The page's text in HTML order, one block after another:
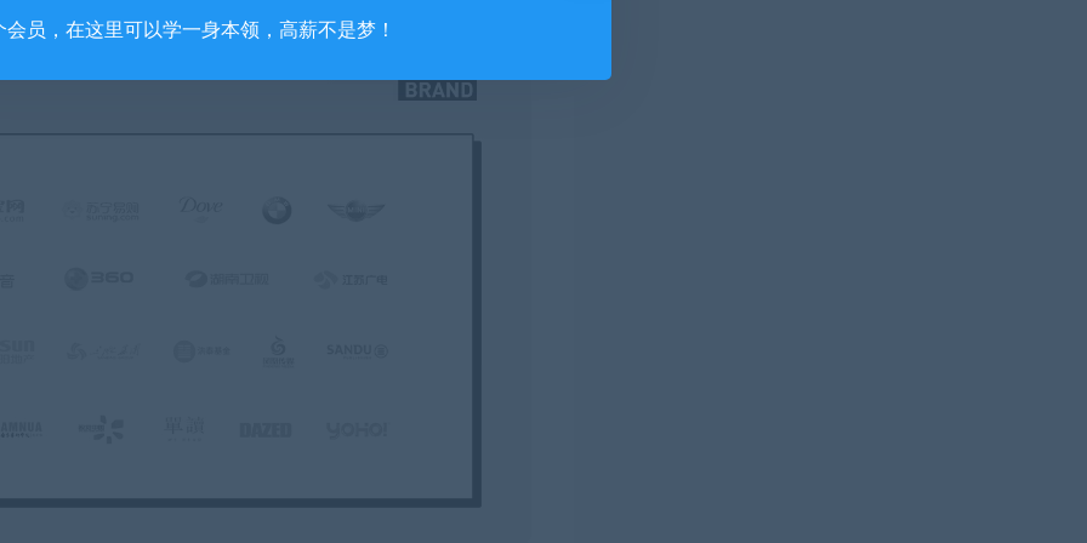
会员，在这里可以学一身本领，高薪不是梦！